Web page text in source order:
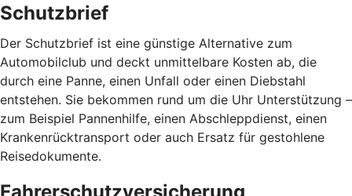
Schutzbrief
Der Schutzbrief ist eine günstige Alternative zum
Automobilclub und deckt unmittelbare Kosten ab, die
durch eine Panne, einen Unfall oder einen Diebstahl
entstehen. Sie bekommen rund um die Uhr Unterstützung –
zum Beispiel Pannenhilfe, einen Abschleppdienst, einen
Krankenrücktransport oder auch Ersatz für gestohlene
Reisedokumente.
Fahrerschutzversicherung